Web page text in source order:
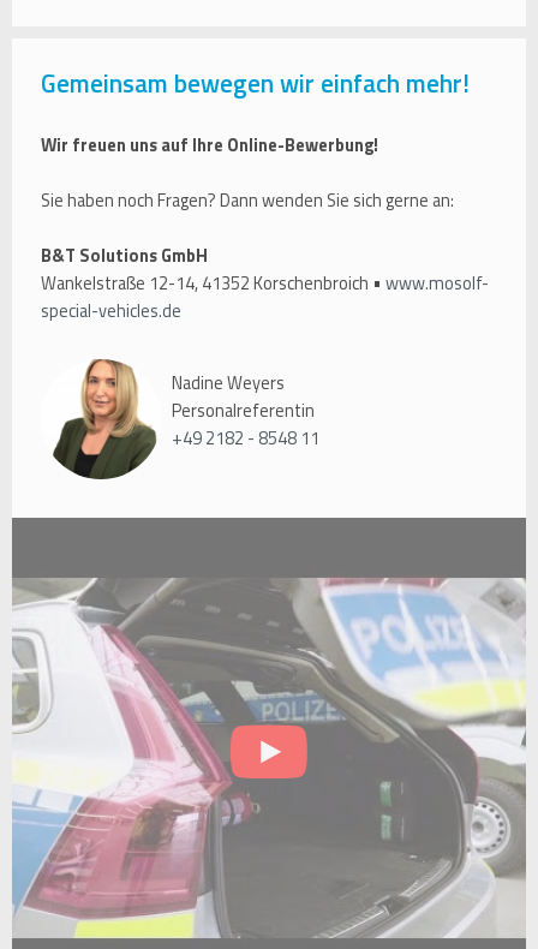
Gemeinsam bewegen wir einfach mehr!
Wir freuen uns auf Ihre Online-Bewerbung!
Sie haben noch Fragen? Dann wenden Sie sich gerne an:
B&T Solutions GmbH
Wankelstraße 12-14, 41352 Korschenbroich • www.mosolf-
special-vehicles.de
Nadine Weyers
Personalreferentin
+49 2182 - 8548 11